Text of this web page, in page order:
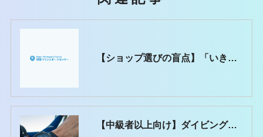
【ショップ選びの盲点】「いきなり海」は本当に大丈夫？初心者にダイビングプール講習が絶対必要な理由
【中級者以上向け】ダイビングの即席バディって「性善説」すぎない？